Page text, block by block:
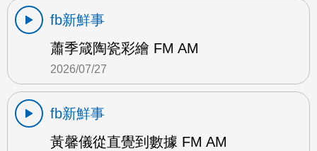
fb新鮮事
蕭季箴陶瓷彩繪 FM AM
2026/07/27
fb新鮮事
黃馨儀從直覺到數據 FM AM